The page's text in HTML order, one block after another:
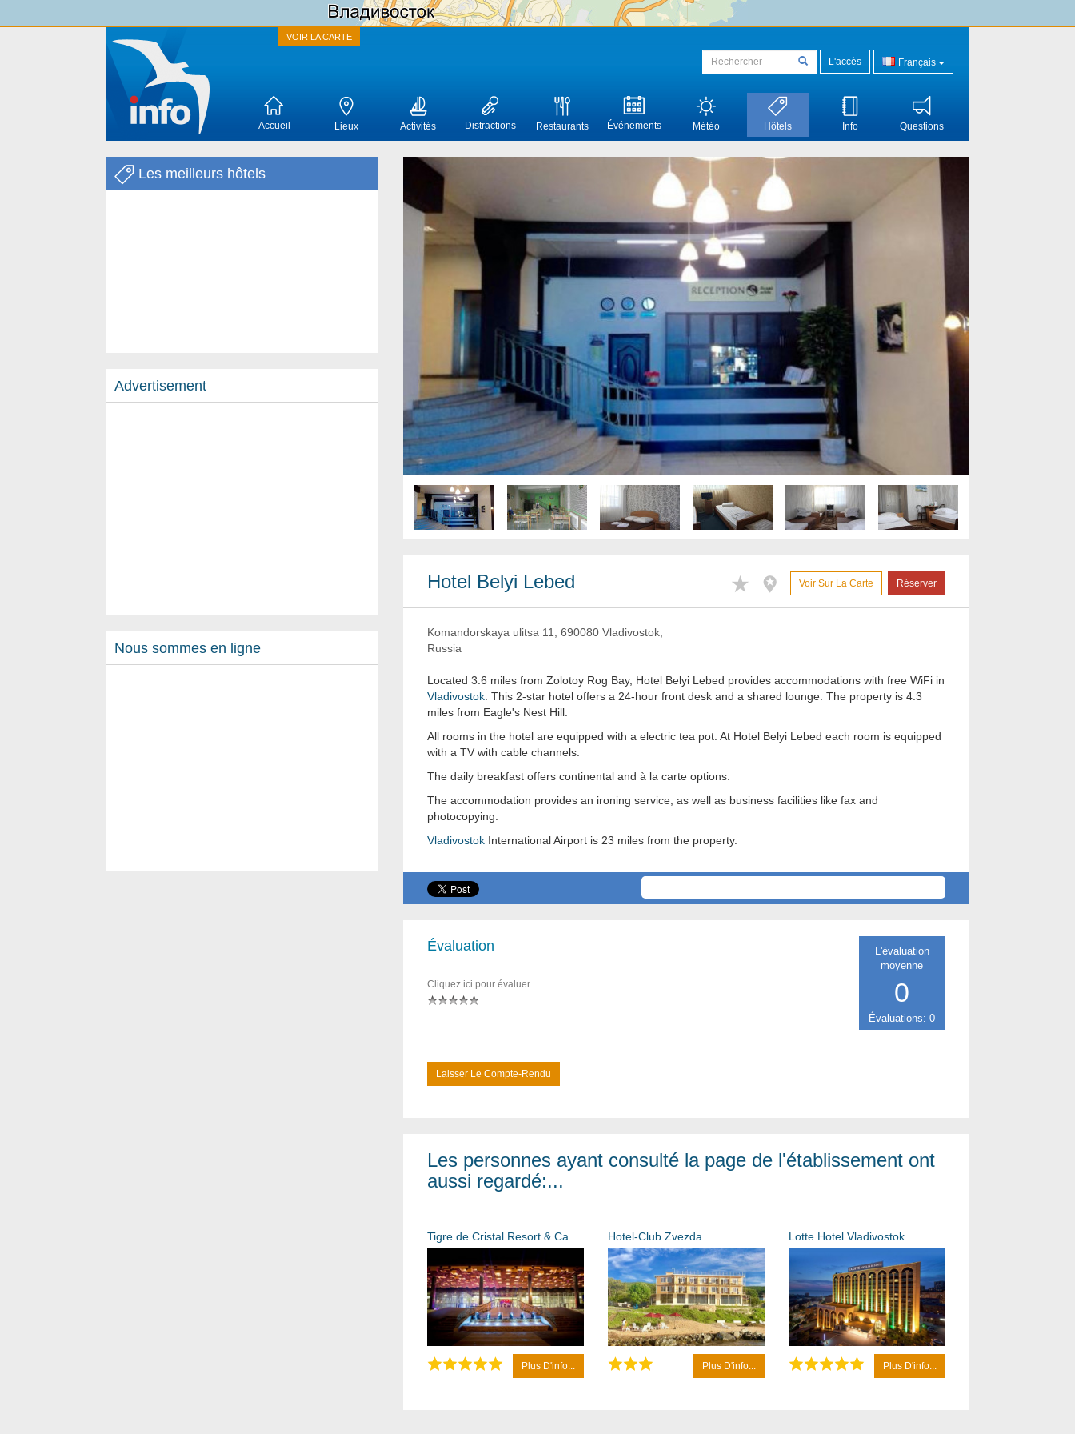
VOIR LA CARTE
L'accès Français
Accueil Lieux Activités Distractions Restaurants Événements Météo Hôtels Info Questions
Les meilleurs hôtels
Advertisement
Nous sommes en ligne
Hotel Belyi Lebed Voir Sur La Carte Réserver
Komandorskaya ulitsa 11, 690080 Vladivostok,
Russia
Located 3.6 miles from Zolotoy Rog Bay, Hotel Belyi Lebed provides accommodations with free WiFi in
Vladivostok. This 2-star hotel offers a 24-hour front desk and a shared lounge. The property is 4.3
miles from Eagle's Nest Hill.
All rooms in the hotel are equipped with a electric tea pot. At Hotel Belyi Lebed each room is equipped
with a TV with cable channels.
The daily breakfast offers continental and à la carte options.
The accommodation provides an ironing service, as well as business facilities like fax and
photocopying.
VladivostokInternational Airport is 23 miles from the property.
L'évaluation
moyenne
0
Évaluations: 0
Évaluation
Cliquez ici pour évaluer
Laisser Le Compte-Rendu
Les personnes ayant consulté la page de l'établissement ont
aussi regardé:...
Tigre de Cristal Resort & Casino Vladivostok
Plus D'info...
Hotel-Club Zvezda
Plus D'info...
Lotte Hotel Vladivostok
Plus D'info...